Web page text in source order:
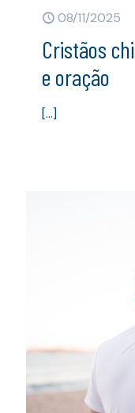
08/11/2025
Cristãos
e oração
[…]